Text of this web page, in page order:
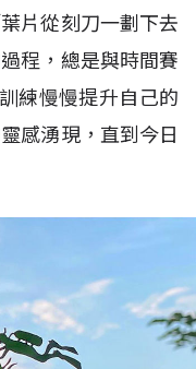
片從刻刀一劃下去
程，總是與時間賽
練慢慢提升自己的
感湧現，直到今日